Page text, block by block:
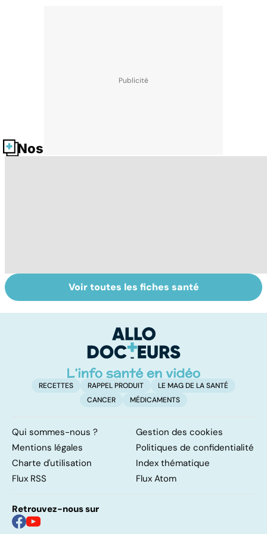
Nos fiches santé
Le lupus, une
maladie
Anémie :
symptômes,
traitements
Voir toutes les fiches santé
RECETTES RAPPEL PRODUIT
LE MAG DE LA SANTÉ
CANCER
MÉDICAMENTS
Qui sommes-nous ?
Gestion des cookies
Mentions légales
Politiques de confidentialité
Charte d'utilisation
Index thématique
Flux RSS
Flux Atom
Retrouvez-nous sur